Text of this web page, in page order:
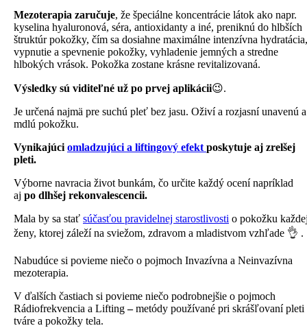
Mezoterapia zaručuje, že špeciálne koncentrácie látok ako napr.
kyselina hyaluronová, séra, antioxidanty a iné, preniknú do hlbších
štruktúr pokožky, čím sa dosiahne maximálne intenzívna hydratácia,
vypnutie a spevnenie pokožky, vyhladenie jemných a stredne
hlbokých vrások. Pokožka zostane krásne revitalizovaná.
Výsledky sú viditeľné už po prvej aplikácii😉.
Je určená najmä pre suchú pleť bez jasu. Oživí a rozjasní unavenú a
mdlú pokožku.
Vynikajúci omladzujúci a liftingový efekt poskytuje aj zrelšej
pleti.
Výborne navracia život bunkám, čo určite každý ocení napríklad
aj po dlhšej rekonvalescencii.
Mala by sa stať súčasťou pravidelnej starostlivosti o pokožku
ženy, ktorej záleží na sviežom, zdravom a mladistvom vzhľade 👌 .
Nabudúce si povieme niečo o pojmoch Invazívna a Neinvazívna
mezoterapia.⁠⁠
V ďalších častiach si povieme niečo podrobnejšie o pojmoch
Rádiofrekvencia a Lifting–metódy používané pri skrášľovaní pleti
tváre a pokožky tela.